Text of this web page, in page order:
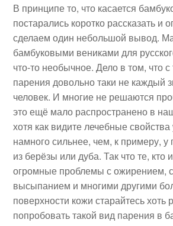
В принципе то, что касается
постарались коротко рассказать и
сделаем один небольшой вывод.
бамбуковыми вениками для
что-то необычное. Дело в том, что
парения довольно таки не каждый
человек. И многие не решаются
это ещё мало распространено в
хотя как видите лечебные
намного сильнее, чем, к примеру, у
из берёзы или дуба. Так что те, кто
огромные проблемы с ожирением,
высыпанием и многими другими
поверхности кожи старайтесь хоть
попробовать такой вид парения в